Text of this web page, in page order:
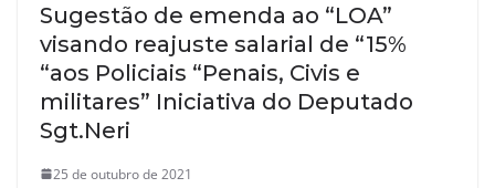
Sugestão de emenda ao “LOA”
visando reajuste salarial de “15%
“aos Policiais “Penais, Civis e
militares” Iniciativa do Deputado
Sgt.Neri
25 de outubro de 2021